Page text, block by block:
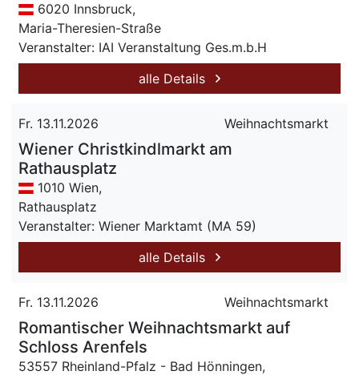
6020 Innsbruck,
Maria-Theresien-Straße
Veranstalter: IAI Veranstaltung Ges.m.b.H
alle Details
Fr. 13.11.2026 Weihnachtsmarkt
Wiener Christkindlmarkt am
Rathausplatz
1010 Wien,
Rathausplatz
Veranstalter: Wiener Marktamt (MA 59)
alle Details
Fr. 13.11.2026 Weihnachtsmarkt
Romantischer Weihnachtsmarkt auf
Schloss Arenfels
53557 Rheinland-Pfalz - Bad Hönningen,